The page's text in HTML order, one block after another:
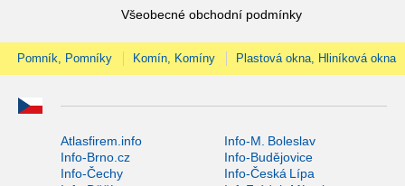
Všeobecné obchodní podmínky
Pomník, Pomníky Komín, Komíny Plastová okna, Hliníková okna
Atlasfirem.info
Info-M. Boleslav
Info-Brno.cz
Info-Budějovice
Info-Čechy
Info-Česká Lípa